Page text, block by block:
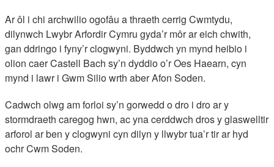
Ar ôl i chi archwilio ogofâu a thraeth cerrig Cwmtydu,
dilynwch Lwybr Arfordir Cymru gyda’r môr ar eich chwith,
gan ddringo i fyny’r clogwyni. Byddwch yn mynd heibio i
olion caer Castell Bach sy’n dyddio o’r Oes Haearn, cyn
mynd i lawr i Gwm Silio wrth aber Afon Soden.
Cadwch olwg am forloi sy’n gorwedd o dro i dro ar y
stormdraeth caregog hwn, ac yna cerddwch dros y glaswelltir
arforol ar ben y clogwyni cyn dilyn y llwybr tua’r tir ar hyd
ochr Cwm Soden.